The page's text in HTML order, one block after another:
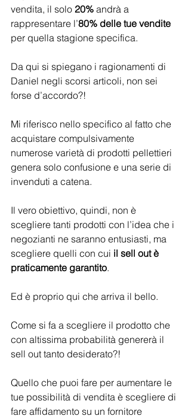
vendita, il solo 20% andrà a
rappresentare l’80% delle tue vendite
per quella stagione specifica.
Da qui si spiegano i ragionamenti di
Daniel negli scorsi articoli, non sei
forse d’accordo?!
Mi riferisco nello specifico al fatto che
acquistare compulsivamente
numerose varietà di prodotti pellettieri
genera solo confusione e una serie di
invenduti a catena.
Il vero obiettivo, quindi, non è
scegliere tanti prodotti con l’idea che i
negozianti ne saranno entusiasti, ma
scegliere quelli con cui il sell out è
praticamente garantito.
Ed è proprio qui che arriva il bello.
Come si fa a scegliere il prodotto che
con altissima probabilità genererà il
sell out tanto desiderato?!
Quello che puoi fare per aumentare le
tue possibilità di vendita è scegliere di
fare affidamento su un fornitore